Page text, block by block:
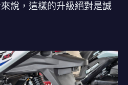
說，這樣的升級絕對是誠